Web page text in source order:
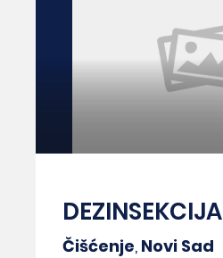
DEZINSEKCIJA
Čišćenje, Novi Sad